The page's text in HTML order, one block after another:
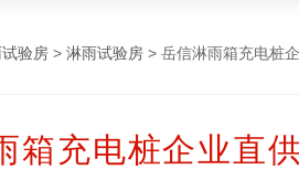
验房 > 淋雨试验房 > 岳信淋雨箱充电桩企业
箱充电桩企业直